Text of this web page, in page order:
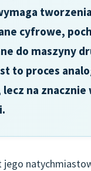
cyfrowe,
do maszyny
to proces
na